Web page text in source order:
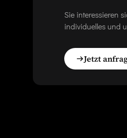
Sie interessieren
individuelles und
Jetzt